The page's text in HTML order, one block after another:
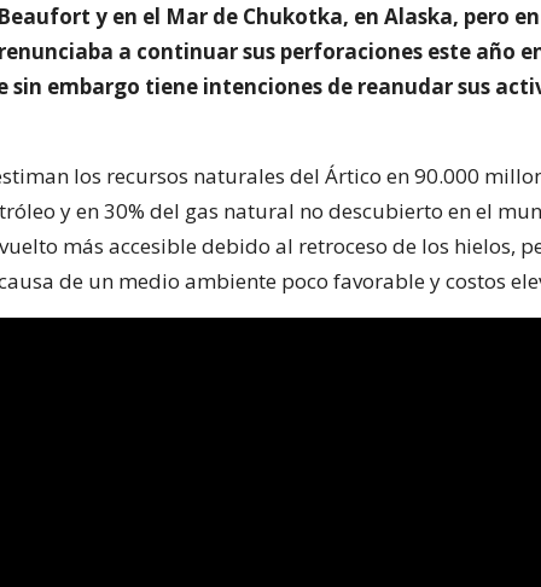
y en el Mar de Chukotka, en Alaska, pero
a continuar sus perforaciones este año
sin embargo tiene intenciones de reanudar sus
los recursos naturales del Ártico en 90.000
y en 30% del gas natural no descubierto en el
más accesible debido al retroceso de los hielos,
de un medio ambiente poco favorable y costos